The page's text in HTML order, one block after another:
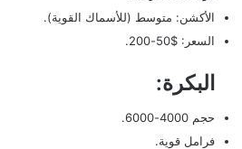
الأكشن: متوسط (للأسماك القوية).
السعر: $50-200.
البكرة:
حجم 4000-6000.
فرامل قوية.